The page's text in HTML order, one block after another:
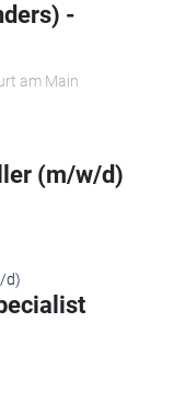
-
am Main
(m/w/d)